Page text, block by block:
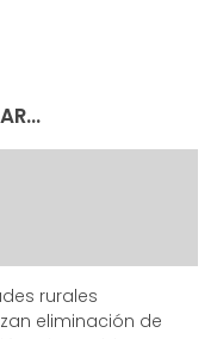
rurales
eliminación de